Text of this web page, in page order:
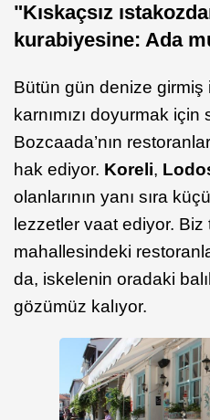
"Kıskaçsız
kurabiyesine: Ada
Bütün gün denize
karnımızı doyurmak için
Bozcaada’nın
hak ediyor. Koreli,
olanlarının yanı sıra
lezzetler vaat ediyor.
mahallesindeki
da, iskelenin oradaki
gözümüz kalıyor.